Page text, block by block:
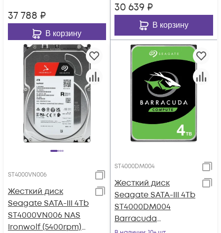
37 788 ₽
В корзину
30 639 ₽
В корзину
ST4000VN006
Жесткий диск
Seagate SATA-III 4Tb
ST4000VN006 NAS
Ironwolf (5400rpm)
ST4000DM004
Жесткий диск
Seagate SATA-III 4Tb
ST4000DM004
Barracuda
(5400rpm) 256Mb 3.5"